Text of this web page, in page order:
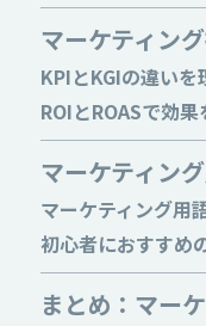
マーケティン
KPIとKGIの違いを
ROIとROASで効
マーケティン
マーケティング用
初心者におすすめ
まとめ：マー